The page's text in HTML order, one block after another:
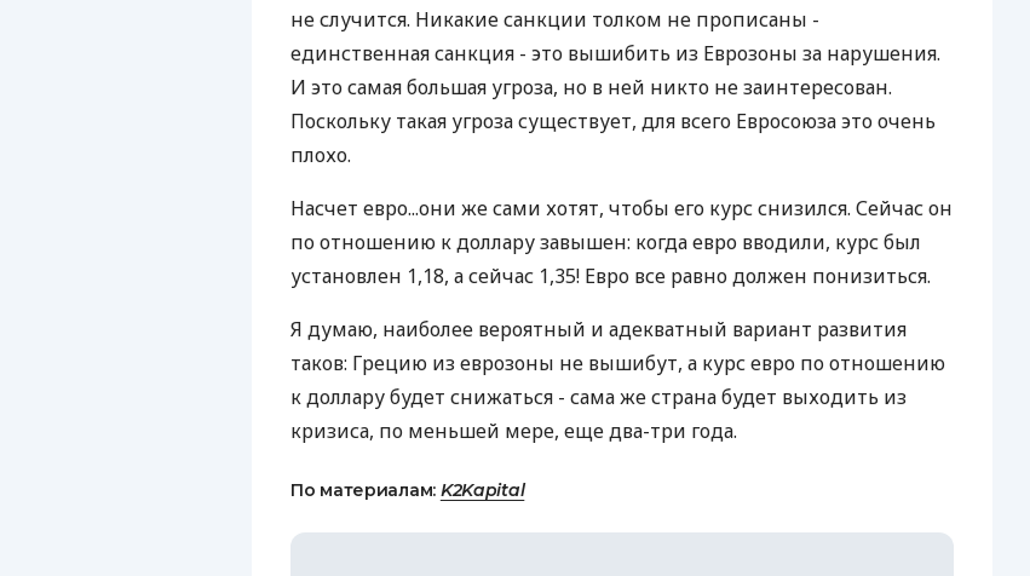
не случится. Никакие санкции толком не прописаны -
единственная санкция - это вышибить из Еврозоны за нарушения.
И это самая большая угроза, но в ней никто не заинтересован.
Поскольку такая угроза существует, для всего Евросоюза это очень
плохо.
Насчет евро...они же сами хотят, чтобы его курс снизился. Сейчас он
по отношению к доллару завышен: когда евро вводили, курс был
установлен 1,18, а сейчас 1,35! Евро все равно должен понизиться.
Я думаю, наиболее вероятный и адекватный вариант развития
таков: Грецию из еврозоны не вышибут, а курс евро по отношению
к доллару будет снижаться - сама же страна будет выходить из
кризиса, по меньшей мере, еще два-три года.
По материалам: K2Kapital